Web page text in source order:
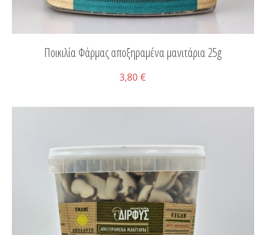
Ποικιλία Φάρμας αποξηραμένα μανιτάρια 25g
3,80 €